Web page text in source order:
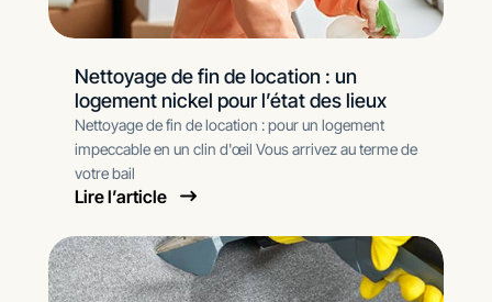
Nettoyage de fin de location : un
logement nickel pour l’état des lieux
Nettoyage de fin de location : pour un logement
impeccable en un clin d'œil Vous arrivez au terme de
votre bail
Lire l’article